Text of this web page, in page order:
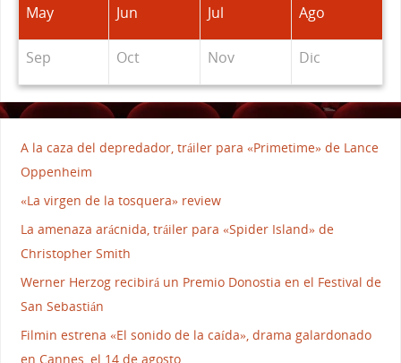
May Jun Jul Ago
Sep Oct Nov Dic
A la caza del depredador, tráiler para «Primetime» de Lance
Oppenheim
«La virgen de la tosquera» review
La amenaza arácnida, tráiler para «Spider Island» de
Christopher Smith
Werner Herzog recibirá un Premio Donostia en el Festival de
San Sebastián
Filmin estrena «El sonido de la caída», drama galardonado
en Cannes, el 14 de agosto